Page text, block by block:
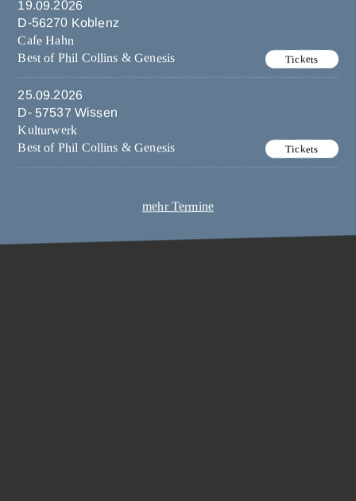
19.09.2026
D-56270 Koblenz
Cafe Hahn
Best of Phil Collins & Genesis
Tickets
25.09.2026
D- 57537 Wissen
Kulturwerk
Best of Phil Collins & Genesis
Tickets
mehr Termine